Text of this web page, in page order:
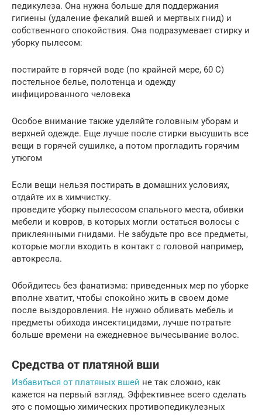
педикулеза. Она нужна больше для поддержания
гигиены (удаление фекалий вшей и мертвых гнид) и
собственного спокойствия. Она подразумевает стирку и
уборку пылесом:
постирайте в горячей воде (по крайней мере, 60 С)
постельное белье, полотенца и одежду
инфицированного человека
Особое внимание также уделяйте головным уборам и
верхней одежде. Еще лучше после стирки высушить все
вещи в горячей сушилке, а потом прогладить горячим
утюгом
Если вещи нельзя постирать в домашних условиях,
отдайте их в химчистку.
проведите уборку пылесосом спального места, обивки
мебели и ковров, в которых могли остаться волосы с
приклеянными гнидами. Не забудьте про все предметы,
которые могли входить в контакт с головой например,
автокресла.
Обойдитесь без фанатизма: приведенных мер по уборке
вполне хватит, чтобы спокойно жить в своем доме
после выздоровления. Не нужно обливать мебель и
предметы обихода инсектицидами, лучше потратьте
больше времени на ежедневное вычесывание волос.
Средства от платяной вши
Избавиться от платяных вшей не так сложно, как
кажется на первый взгляд. Эффективнее всего сделать
это с помощью химических противопедикулезных